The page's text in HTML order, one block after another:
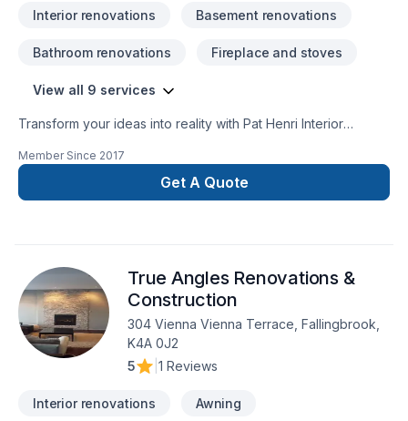
Interior renovations Basement renovations
Bathroom renovations Fireplace and stoves
View all 9 services
Transform your ideas into reality with Pat Henri Interior
and stoves, Gypsum, Kitchen, Painting in Eastern Ontario. Our
experienced team focuses on precision, quality
workmanship, and seamless client experience. Looking
results.
Member Since 2017
Get A Quote
True Angles Renovations &
Construction
304 Vienna Vienna Terrace, Fallingbrook,
K4A 0J2
5
1 Reviews
Interior renovations Awning